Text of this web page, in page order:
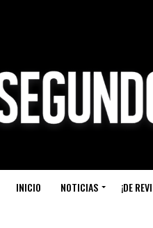
INICIO NOTICIAS ¡DE